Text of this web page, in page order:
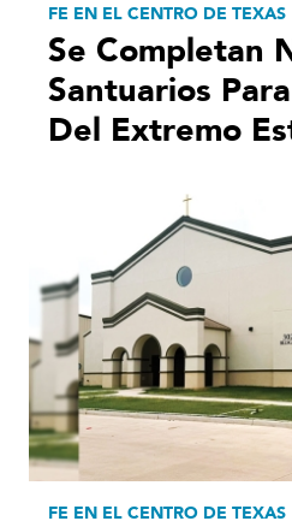
FE EN EL CENTRO DE TEXAS
Se Completan
Santuarios
Del Extremo
FE EN EL CENTRO DE TEXAS